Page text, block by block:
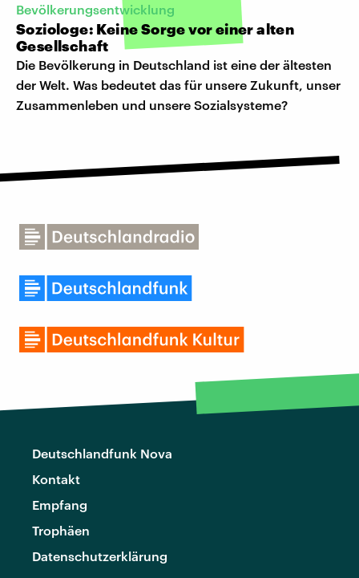
Bevölkerungsentwicklung
Soziologe: Keine Sorge vor einer alten
Gesellschaft
Die Bevölkerung in Deutschland ist eine der ältesten
der Welt. Was bedeutet das für unsere Zukunft, unser
Zusammenleben und unsere Sozialsysteme?
Deutschlandfunk Nova
Kontakt
Empfang
Trophäen
Datenschutzerklärung